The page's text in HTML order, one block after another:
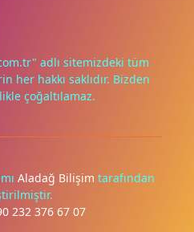
adlı sitemizdeki tüm
her hakkı saklıdır. Bizden
çoğaltılamaz.
Aladağ Bilişim tarafından
232 376 67 07